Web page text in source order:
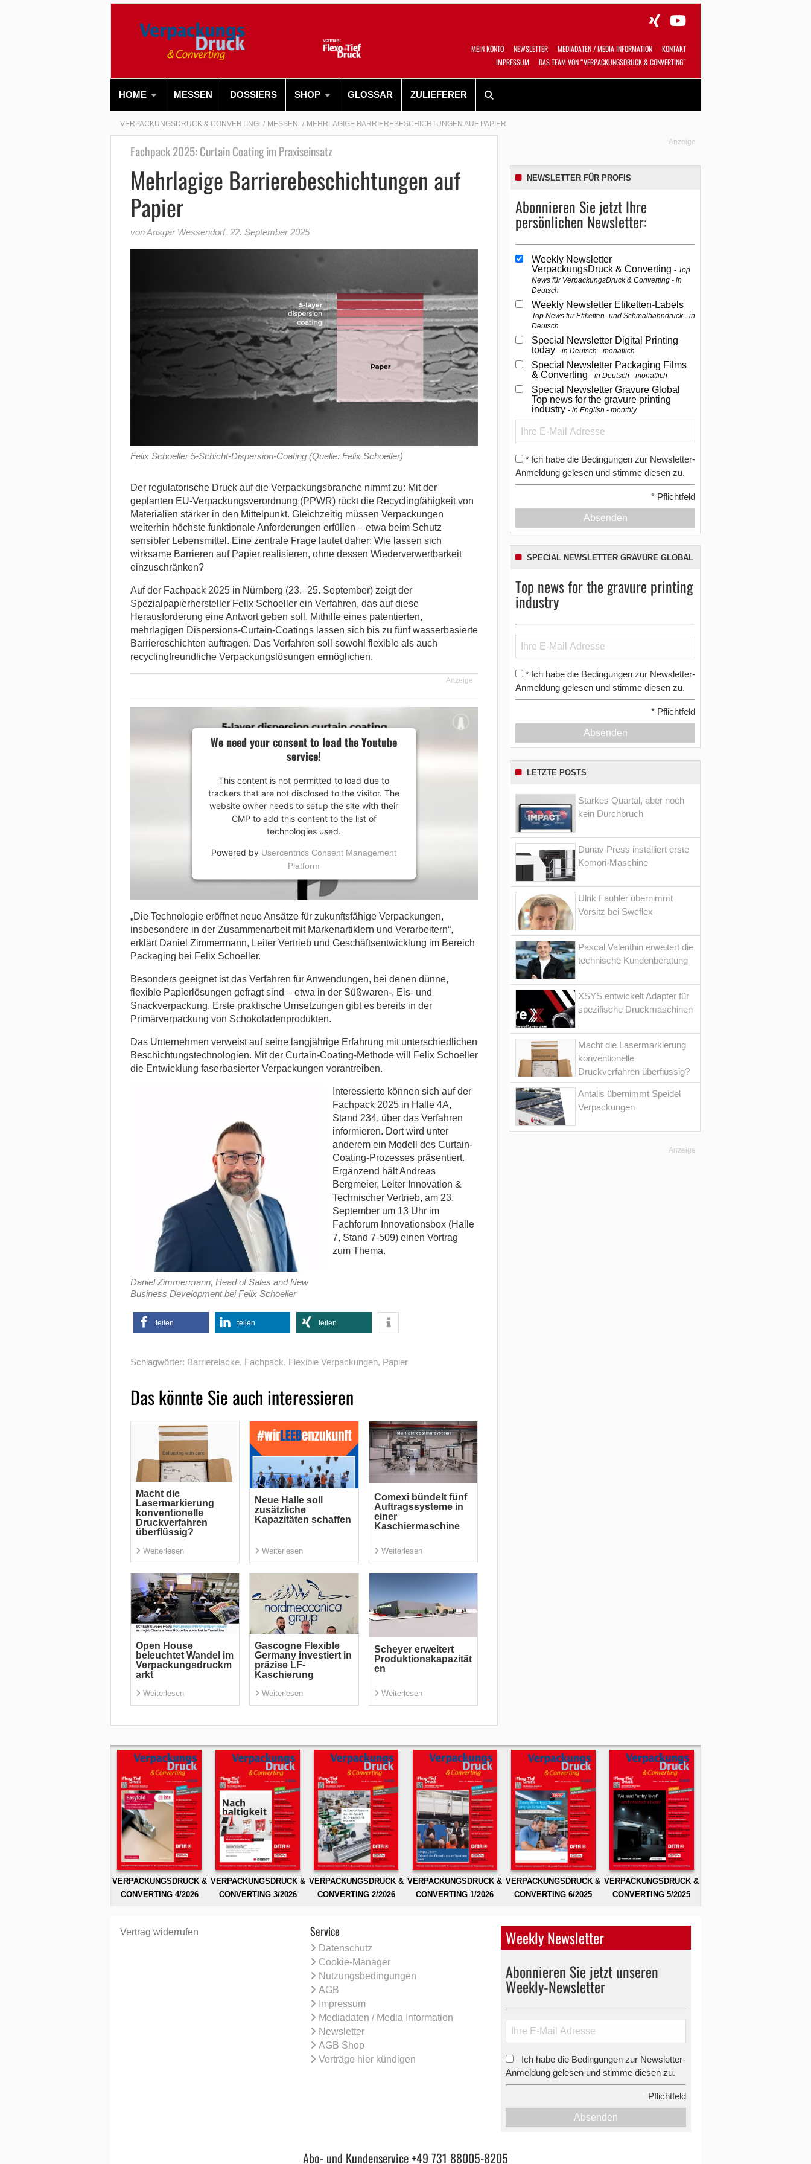
MEIN KONTO NEWSLETTER MEDIADATEN / MEDIA INFORMATION
KONTAKT
IMPRESSUM
DAS TEAM VON “VERPACKUNGSDRUCK & CONVERTING”
HOME MESSEN DOSSIERS SHOP GLOSSAR ZULIEFERER
VERPACKUNGSDRUCK & CONVERTING MESSEN MEHRLAGIGE BARRIEREBESCHICHTUNGEN AUF PAPIER
Fachpack 2025: Curtain Coating im Praxiseinsatz
Mehrlagige Barrierebeschichtungen auf
Papier
von Ansgar Wessendorf, 22. September 2025
Felix Schoeller 5-Schicht-Dispersion-Coating (Quelle: Felix Schoeller)
Der regulatorische Druck auf die Verpackungsbranche nimmt zu: Mit der
geplanten EU-Verpackungsverordnung (PPWR) rückt die Recyclingfähigkeit von
Materialien stärker in den Mittelpunkt. Gleichzeitig müssen Verpackungen
weiterhin höchste funktionale Anforderungen erfüllen – etwa beim Schutz
sensibler Lebensmittel. Eine zentrale Frage lautet daher: Wie lassen sich
wirksame Barrieren auf Papier realisieren, ohne dessen Wiederverwertbarkeit
einzuschränken?
Auf der Fachpack 2025 in Nürnberg (23.–25. September) zeigt der
Spezialpapierhersteller Felix Schoeller ein Verfahren, das auf diese
Herausforderung eine Antwort geben soll. Mithilfe eines patentierten,
mehrlagigen Dispersions-Curtain-Coatings lassen sich bis zu fünf wasserbasierte
Barriereschichten auftragen. Das Verfahren soll sowohl flexible als auch
recyclingfreundliche Verpackungslösungen ermöglichen.
Anzeige
We need your consent to load the Youtube
service!
This content is not permitted to load due to
trackers that are not disclosed to the visitor. The
website owner needs to setup the site with their
CMP to add this content to the list of
technologies used.
Powered by Usercentrics Consent Management
Platform
„Die Technologie eröffnet neue Ansätze für zukunftsfähige Verpackungen,
insbesondere in der Zusammenarbeit mit Markenartiklern und Verarbeitern“,
erklärt Daniel Zimmermann, Leiter Vertrieb und Geschäftsentwicklung im Bereich
Packaging bei Felix Schoeller.
Besonders geeignet ist das Verfahren für Anwendungen, bei denen dünne,
flexible Papierlösungen gefragt sind – etwa in der Süßwaren-, Eis- und
Snackverpackung. Erste praktische Umsetzungen gibt es bereits in der
Primärverpackung von Schokoladenprodukten.
Das Unternehmen verweist auf seine langjährige Erfahrung mit unterschiedlichen
Beschichtungstechnologien. Mit der Curtain-Coating-Methode will Felix Schoeller
die Entwicklung faserbasierter Verpackungen vorantreiben.
Daniel Zimmermann, Head of Sales and New
Business Development bei Felix Schoeller
Interessierte können sich auf der
Fachpack 2025 in Halle 4A,
Stand 234, über das Verfahren
informieren. Dort wird unter
anderem ein Modell des Curtain-
Coating-Prozesses präsentiert.
Ergänzend hält Andreas
Bergmeier, Leiter Innovation &
Technischer Vertrieb, am 23.
September um 13 Uhr im
Fachforum Innovationsbox (Halle
7, Stand 7-509) einen Vortrag
zum Thema.
teilen teilen teilen
Schlagwörter: Barrierelacke, Fachpack, Flexible Verpackungen, Papier
Das könnte Sie auch interessieren
Macht die
Lasermarkierung
konventionelle
Druckverfahren
überflüssig?
Weiterlesen
Neue Halle soll
zusätzliche
Kapazitäten schaffen
Weiterlesen
Comexi bündelt fünf
Auftragssysteme in
einer
Kaschiermaschine
Weiterlesen
Open House
beleuchtet Wandel im
Verpackungsdruckm
arkt
Weiterlesen
Gascogne Flexible
Germany investiert in
präzise LF-
Kaschierung
Weiterlesen
Scheyer erweitert
Produktionskapazität
en
Weiterlesen
Anzeige
NEWSLETTER FÜR PROFIS
Abonnieren Sie jetzt Ihre
persönlichen Newsletter:
Weekly Newsletter
VerpackungsDruck & Converting Top
News für VerpackungsDruck & Converting - in
Deutsch
Weekly Newsletter Etiketten-Labels
Top News für Etiketten- und Schmalbahndruck - in
Deutsch
Special Newsletter Digital Printing
today in Deutsch - monatlich
Special Newsletter Packaging Films
& Converting in Deutsch - monatlich
Special Newsletter Gravure Global
Top news for the gravure printing
industry in English - monthly
* Ich habe die Bedingungen zur Newsletter-
Anmeldung gelesen und stimme diesen zu.
* Pflichtfeld
Absenden
SPECIAL NEWSLETTER GRAVURE GLOBAL
Top news for the gravure printing
industry
* Ich habe die Bedingungen zur Newsletter-
Anmeldung gelesen und stimme diesen zu.
* Pflichtfeld
Absenden
LETZTE POSTS
Starkes Quartal, aber noch
kein Durchbruch
Dunav Press installiert erste
Komori-Maschine
Ulrik Fauhlér übernimmt
Vorsitz bei Sweflex
Pascal Valenthin erweitert die
technische Kundenberatung
XSYS entwickelt Adapter für
spezifische Druckmaschinen
Macht die Lasermarkierung
konventionelle
Druckverfahren überflüssig?
Antalis übernimmt Speidel
Verpackungen
Anzeige
VERPACKUNGSDRUCK &
CONVERTING 4/2026
VERPACKUNGSDRUCK &
CONVERTING 3/2026
VERPACKUNGSDRUCK &
CONVERTING 2/2026
VERPACKUNGSDRUCK &
CONVERTING 1/2026
VERPACKUNGSDRUCK &
CONVERTING 6/2025
VERPACKUNGSDRUCK &
CONVERTING 5/2025
Vertrag widerrufen Service
Datenschutz
Cookie-Manager
Nutzungsbedingungen
AGB
Impressum
Mediadaten / Media Information
Newsletter
AGB Shop
Verträge hier kündigen
Weekly Newsletter
Abonnieren Sie jetzt unseren
Weekly-Newsletter
Ich habe die Bedingungen zur Newsletter-
Anmeldung gelesen und stimme diesen zu.
Pflichtfeld
Absenden
Abo- und Kundenservice +49 731 88005-8205